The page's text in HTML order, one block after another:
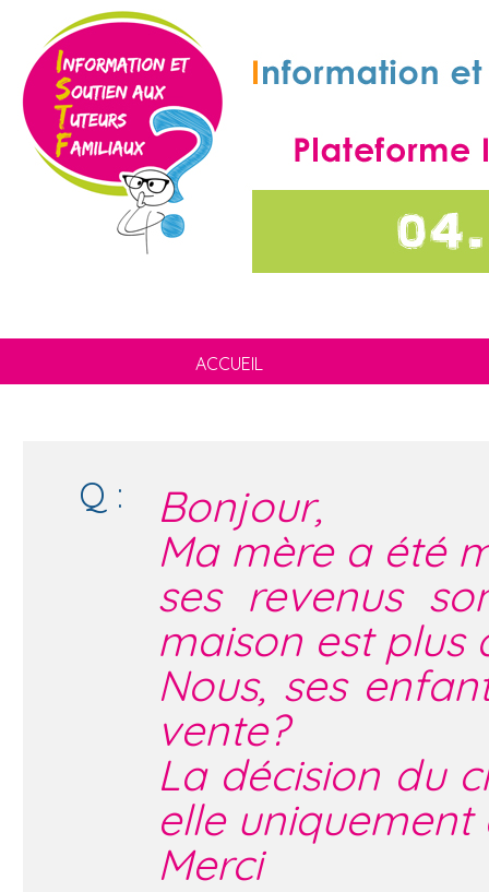
ACCUEIL
Q :
Bonjour,
Ma mère a été
ses revenus
maison est plus
Nous, ses
vente?
La décision du
elle
Merci